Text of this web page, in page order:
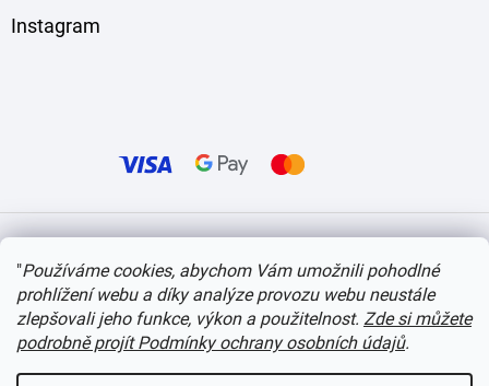
"Používáme cookies, abychom Vám umožnili pohodlné
prohlížení webu a díky analýze provozu webu neustále
zlepšovali jeho funkce, výkon a použitelnost. Zde si můžete
podrobně projít Podmínky ochrany osobních údajů.
Instagram
Copyright 2026itvlaky.cz . Všechna práva vyhrazena. Upravit nastavení cookies